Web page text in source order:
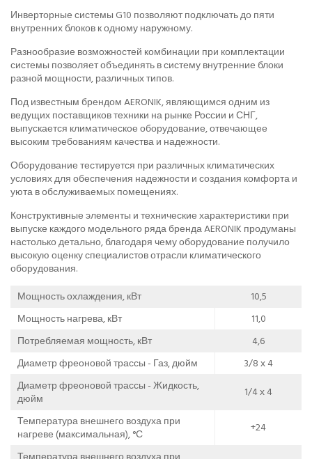
Инверторные системы G10 позволяют подключать до пяти
внутренних блоков к одному наружному.
Разнообразие возможностей комбинации при комплектации
системы позволяет объединять в систему внутренние блоки
разной мощности, различных типов.
Под известным брендом AERONIK, являющимся одним из
ведущих поставщиков техники на рынке России и СНГ,
выпускается климатическое оборудование, отвечающее
высоким требованиям качества и надежности.
Оборудование тестируется при различных климатических
условиях для обеспечения надежности и создания комфорта и
уюта в обслуживаемых помещениях.
Конструктивные элементы и технические характеристики при
выпуске каждого модельного ряда бренда AERONIK продуманы
настолько детально, благодаря чему оборудование получило
высокую оценку специалистов отрасли климатического
оборудования.
Мощность охлаждения, кВт
10,5
Мощность нагрева, кВт
11,0
Потребляемая мощность, кВт
4,6
Диаметр фреоновой трассы - Газ, дюйм
3/8 х 4
Диаметр фреоновой трассы - Жидкость,
дюйм
1/4 х 4
Температура внешнего воздуха при
нагреве (максимальная), °С
+24